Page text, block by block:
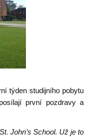
týden studijního pobytu
první pozdravy a
John’s School. Už je to